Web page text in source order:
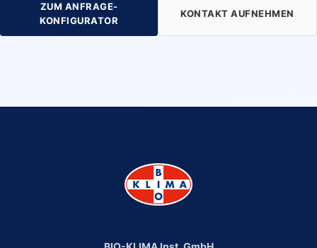
ZUM ANFRAGE-
KONFIGURATOR
KONTAKT AUFNEHMEN